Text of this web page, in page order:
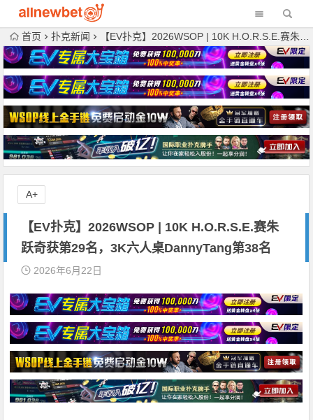
首页 扑克新闻 【EV扑克】2026WSOP | 10K H.O.R.S.E.赛朱跃奇获第29名，3K六人桌DannyTang第38名
【EV扑克】2026WSOP | 10K H.O.R.S.E.赛朱
跃奇获第29名，3K六人桌DannyTang第38名
2026年6月22日
A+